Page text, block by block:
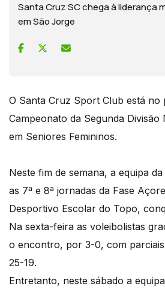
Santa Cruz SC chega à liderança
em São Jorge
O Santa Cruz Sport Club está no
Campeonato da Segunda Divisão
em Seniores Femininos.
Neste fim de semana, a equipa
as 7ª e 8ª jornadas da Fase
Desportivo Escolar do Topo,
Na sexta-feira as voleibolistas
o encontro, por 3-0, com parciais
25-19.
Entretanto, neste sábado a